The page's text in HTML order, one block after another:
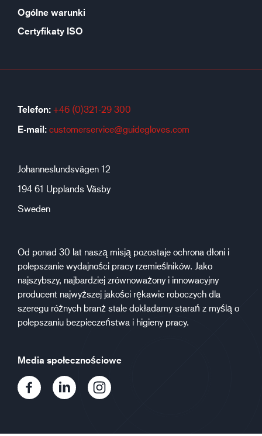
Ogólne warunki
Certyfikaty ISO
Telefon: +46 (0)321-29 300
E-mail: customerservice@guidegloves.com
Johanneslundsvägen 12
194 61 Upplands Väsby
Sweden
Od ponad 30 lat naszą misją pozostaje ochrona dłoni i
polepszanie wydajności pracy rzemieślników. Jako
najszybszy, najbardziej zrównoważony i innowacyjny
producent najwyższej jakości rękawic roboczych dla
szeregu różnych branż stale dokładamy starań z myślą o
polepszaniu bezpieczeństwa i higieny pracy.
Media społecznościowe